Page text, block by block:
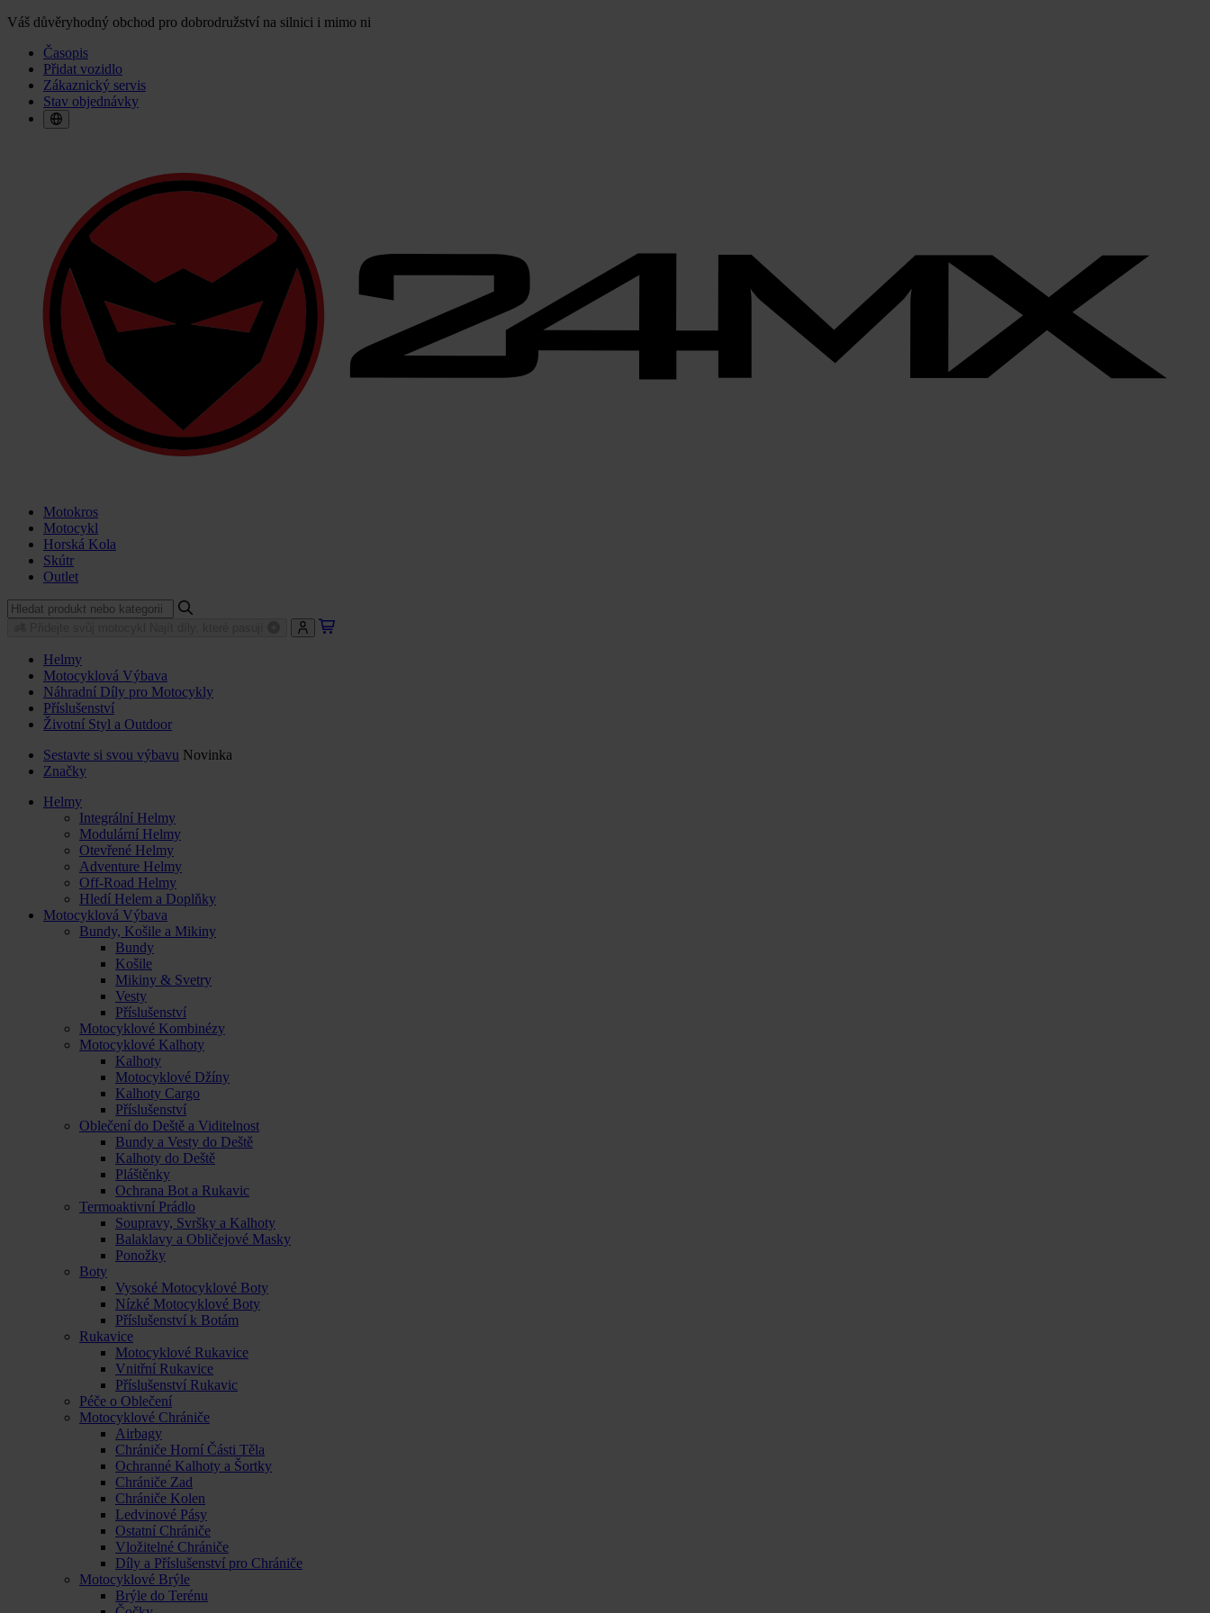
Váš důvěryhodný obchod pro dobrodružství na silnici i mimo ni
Časopis
Přidat vozidlo
Zákaznický servis
Stav objednávky
Motokros
Motocykl
Horská Kola
Skútr
Outlet
Helmy
Motocyklová Výbava
Náhradní Díly pro Motocykly
Příslušenství
Životní Styl a Outdoor
Sestavte si svou výbavu Novinka
Značky
Helmy
Integrální Helmy
Modulární Helmy
Otevřené Helmy
Adventure Helmy
Off-Road Helmy
Hledí Helem a Doplňky
Motocyklová Výbava
Bundy, Košile a Mikiny
Bundy
Košile
Mikiny & Svetry
Vesty
Příslušenství
Motocyklové Kombinézy
Motocyklové Kalhoty
Kalhoty
Motocyklové Džíny
Kalhoty Cargo
Příslušenství
Oblečení do Deště a Viditelnost
Bundy a Vesty do Deště
Kalhoty do Deště
Pláštěnky
Ochrana Bot a Rukavic
Termoaktivní Prádlo
Soupravy, Svršky a Kalhoty
Balaklavy a Obličejové Masky
Ponožky
Boty
Vysoké Motocyklové Boty
Nízké Motocyklové Boty
Příslušenství k Botám
Rukavice
Motocyklové Rukavice
Vnitřní Rukavice
Příslušenství Rukavic
Péče o Oblečení
Motocyklové Chrániče
Airbagy
Chrániče Horní Části Těla
Ochranné Kalhoty a Šortky
Chrániče Zad
Chrániče Kolen
Ledvinové Pásy
Ostatní Chrániče
Vložitelné Chrániče
Díly a Příslušenství pro Chrániče
Motocyklové Brýle
Brýle do Terénu